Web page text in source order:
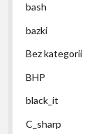
bash
bazki
Bez kategorii
BHP
black_it
C_sharp